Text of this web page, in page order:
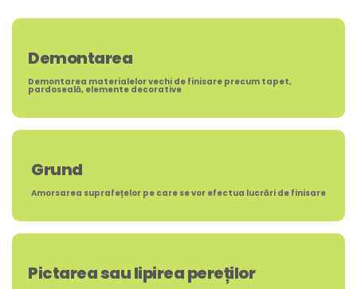
Demontarea
Demontarea materialelor vechi de finisare precum tapet,
pardoseală, elemente decorative
Grund
Amorsarea suprafețelor pe care se vor efectua lucrări de finisare
Pictarea sau lipirea pereților